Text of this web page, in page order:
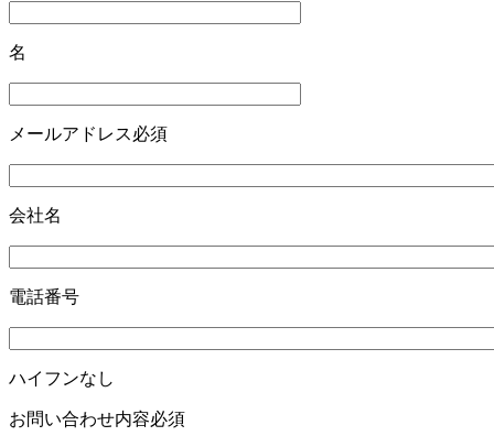
名
メールアドレス必須
会社名
電話番号
ハイフンなし
お問い合わせ内容必須